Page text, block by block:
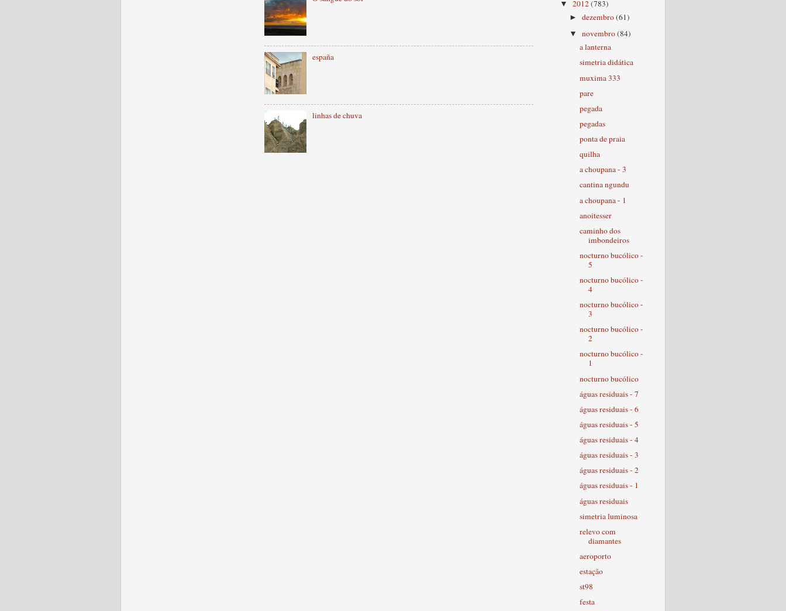
españa
linhas de chuva
▼ 2012(783)
►dezembro(61)
▼novembro(84)
a lanterna
simetria didática
muxima 333
pare
pegada
pegadas
ponta de praia
quilha
a choupana - 3
cantina ngundu
a choupana - 1
anoitesser
caminho dos
imbondeiros
nocturno bucólico -
5
nocturno bucólico -
4
nocturno bucólico -
3
nocturno bucólico -
2
nocturno bucólico -
1
nocturno bucólico
águas residuais - 7
águas residuais - 6
águas residuais - 5
águas residuais - 4
águas residuais - 3
águas residuais - 2
águas residuais - 1
águas residuais
simetria luminosa
relevo com
diamantes
aeroporto
estação
st98
festa